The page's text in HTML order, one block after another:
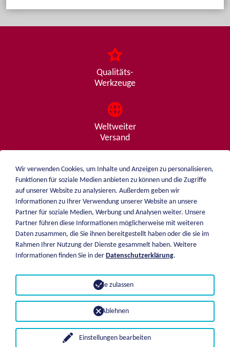
Qualitäts-
Werkzeuge
Weltweiter
Versand
Beratung
von A - Z
weiblen.
+49 (0)7551 1607
Über mich
Katalog
Versand
Zahlungsarten
Datenschutz
Wir verwenden Cookies, um Inhalte und Anzeigen zu personalisieren,
Funktionen für soziale Medien anbieten zu können und die Zugriffe
auf unserer Website zu analysieren. Außerdem geben wir
Informationen zu Ihrer Verwendung unserer Website an unsere
Partner für soziale Medien, Werbung und Analysen weiter. Unsere
Partner führen diese Informationen möglicherweise mit weiteren
Daten zusammen, die Sie ihnen bereitgestellt haben oder die sie im
Rahmen Ihrer Nutzung der Dienste gesammelt haben. Weitere
Informationen finden Sie in der Datenschutzerklärung.
Einstellungen bearbeiten
Ablehnen
Alle zulassen